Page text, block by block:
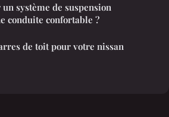
système de suspension
conduite confortable ?
de toit pour votre nissan